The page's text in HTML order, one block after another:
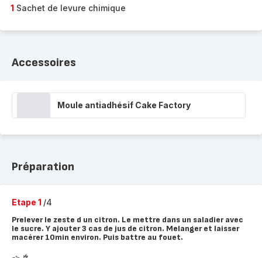
1 Sachet de levure chimique
Accessoires
Moule antiadhésif Cake Factory
Préparation
Etape 1 /4
Prelever le zeste d un citron. Le mettre dans un saladier avec
le sucre. Y ajouter 3 cas de jus de citron. Melanger et laisser
macérer 10min environ. Puis battre au fouet.